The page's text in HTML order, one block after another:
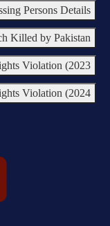
Persons Details
Killed by Pakistan
Violation (2023)
Violation (2024)